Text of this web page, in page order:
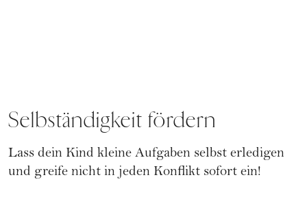
Selbständigkeit fördern
Lass dein Kind kleine Aufgaben selbst erledigen
und greife nicht in jeden Konflikt sofort ein!